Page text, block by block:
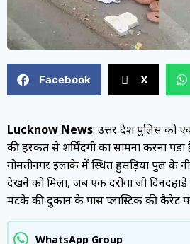
Facebook X
Lucknow News: उत्तर प्रदेश पुलिस को
की हरकत से शर्मिंदगी का सामना करना
गोमतीनगर इलाके में स्थित हुसड़िया पुल के
देखने को मिला, जब एक दरोगा जी
मटके की दुकान के पास प्लास्टिक की कैरेट
WhatsApp Group